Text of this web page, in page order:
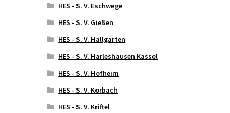
HES - S. V. Eschwege
HES - S. V. Gießen
HES - S. V. Hallgarten
HES - S. V. Harleshausen Kassel
HES - S. V. Hofheim
HES - S. V. Korbach
HES - S. V. Kriftel